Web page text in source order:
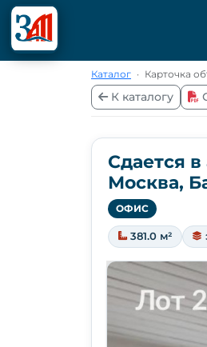
Каталог · Карточка
К каталогу
Сдается
Москва,
ОФИС
381.0 м²